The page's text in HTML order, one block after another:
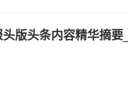
版头条内容精华摘